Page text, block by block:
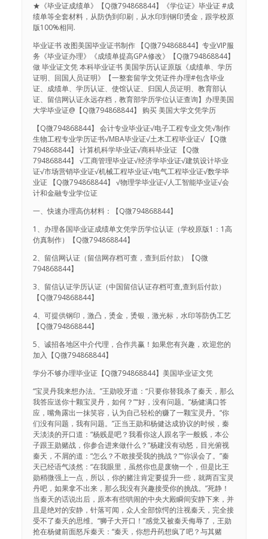
★《毕业证成绩单》【Q微794868844】《学位证》毕业证 #成
绩单等全套材料，从防伪到印刷，从水印到钢印烫金，跟学校原
版100%相同.
毕业证书 改图美国毕业证书制作 【Q微794868844】专业VIP服
务《毕业证办理》《成绩单提高GPA修改》【Q微794868844】
做 毕业证文凭 本科毕业证书 美国学历认证原版《成绩单、学历
证明、回国人员证明》【一整套留学文凭证件办理#包含毕业
证、成绩单、学历认证、使馆认证、归国人员证明、教育部认
证、留信网认证永远存档，教育部学历学位认证查询】办理美国
大学毕业证@【Q微794868844】 购买 美国大学文凭学历
【Q微794868844】 会计专业毕业证√电子工程专业文凭√制作
生物工程专业学历证书√MBA毕业证√土木工程毕业证√ 【Q微
794868844】 计算机科学毕业证√商科毕业证 【Q微
794868844】 √工商管理毕业证√经济学毕业证√建筑设计毕业
证√市场营销毕业证√机械工程毕业证√电气工程毕业证√数学毕
业证 【Q微794868844】 √物理学毕业证√人工智能毕业证√会
计和金融专业学位证
一、快速办理高仿材料：【Q微794868844】
1、办理各国毕业证成绩单文凭学历学位认证（学校原版1：1高
仿真制作）【Q微794868844】
2、留信网认证（留信网存档可查，查到后付款）【Q微
794868844】
3、留信认证学历认证（中国留信认证存档可查,查到后付款）
【Q微794868844】
4、可提供钢印，激凸，烫金，烫银，激光标，水印等防伪工艺
【Q微794868844】
5、诚招各地区中介代理，合作共赢！如果您有兴趣，欢迎您的
加入【Q微794868844】
学分不够办理毕业证【Q微794868844】美国毕业证文凭
“宝灵丹我来想办法。”王勋咬牙道：“只要你替我杀了秦天，那么
我答应送你十颗宝灵丹，如何？”“好，没有问题。”杨健满口答
应，嘴角露出一抹笑容，认为自己轻松的赚了一颗宝灵丹。“你
们没有问题，我有问题。”正当王勋和杨健达成协议的时候，秦
天淡淡的开口道：“杨贱是吧？我看你这人跟名字一般贱，本公
子跟王勋赌战，你参合进来做什么？”杨建没有动怒，目光俯视
秦天，不屑的道：“怎么？不敢接受我的挑战？”“你误会了。”秦
天已经语气淡然：“在我眼里，虽然你也是废物一个，但是比王
勋稍微强上一点，所以，你的赌注肯定要提升一些，就两百宝灵
丹吧，如果拿不出来，那么我没有兴趣接受你的挑战。”死静！
当秦天的话说出后，原本有些哄闹的中央大殿瞬间安静下来，并
且是绝对的安静，针落可闻，众人全部惊愕的注视秦天，完全接
受不了秦天的思维。“狮子大开口！”感觉又被秦天侮辱了，王勋
抢在杨健前面怒斥秦天：“秦天，你想丹药想疯了吧？与其赌